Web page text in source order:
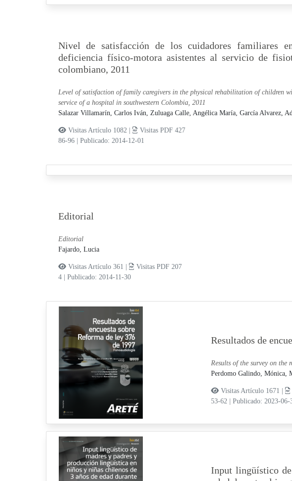
Nivel de satisfacción de los cuidadores familiares
deficiencia físico-motora asistentes al servicio de
colombiano, 2011
Level of satisfaction of family caregivers in the physical rehabilitation of children
service of a hospital in southwestern Colombia, 2011
Salazar Villamarín, Carlos Iván, Zuluaga Calle, Angélica María, García Alvarez,
Visitas Artículo 1082 |
Visitas PDF 427
86-96
Publicado: 2014-12-01
Editorial
Editorial
Fajardo, Lucia
Visitas Artículo 361 |
Visitas PDF 207
4
Publicado: 2014-11-30
Resultados de
Results of the survey on the
Perdomo Galindo, Mónica,
Visitas Artículo 1671 |
53-62
Publicado: 2023-06-
Input lingüístico